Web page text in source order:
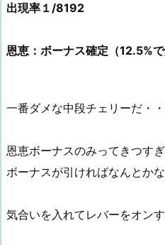
出現率１/8192
恩恵：ボーナス確定（12.5%で
一番ダメな中段チェリーだ・・
恩恵ボーナスのみってきつす
ボーナスが引ければなんとかな
気合いを入れてレバーをオン